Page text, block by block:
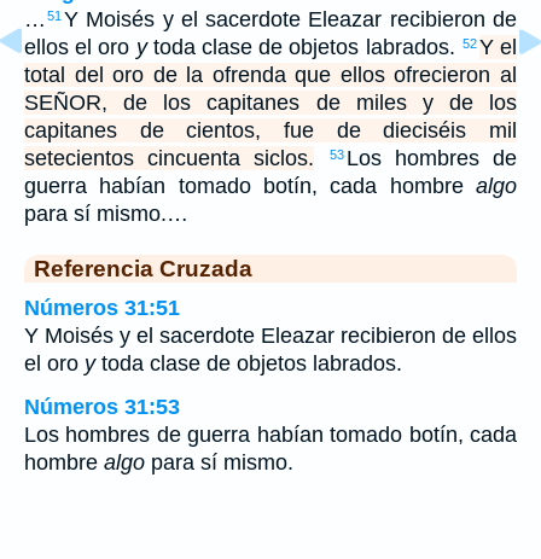
… 51 Y Moisés y el sacerdote Eleazar recibieron de
ellos el oro ytoda clase de objetos labrados. 52Y el
total del oro de la ofrenda que ellos ofrecieron al
SEÑOR, de los capitanes de miles y de los
capitanes de cientos, fue de dieciséis mil
setecientos cincuenta siclos.
53 Los hombres de
guerra habían tomado botín, cada hombre algo
para sí mismo.…
Referencia Cruzada
Números 31:51
Y Moisés y el sacerdote Eleazar recibieron de ellos
el oro ytoda clase de objetos labrados.
Números 31:53
Los hombres de guerra habían tomado botín, cada
hombre algo para sí mismo.